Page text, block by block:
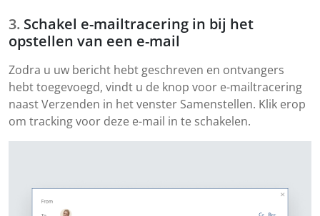
Schakel e-mailtracering in bij het
opstellen van een e-mail
Zodra u uw bericht hebt geschreven en ontvangers
hebt toegevoegd, vindt u de knop voor e-mailtracering
naast Verzenden in het venster Samenstellen. Klik erop
om tracking voor deze e-mail in te schakelen.